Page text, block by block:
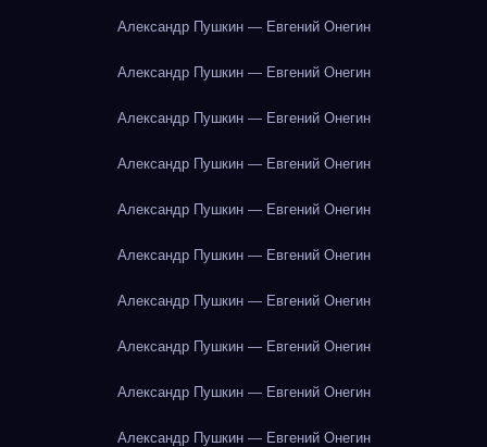
Александр Пушкин — Евгений Онегин
Александр Пушкин — Евгений Онегин
Александр Пушкин — Евгений Онегин
Александр Пушкин — Евгений Онегин
Александр Пушкин — Евгений Онегин
Александр Пушкин — Евгений Онегин
Александр Пушкин — Евгений Онегин
Александр Пушкин — Евгений Онегин
Александр Пушкин — Евгений Онегин
Александр Пушкин — Евгений Онегин